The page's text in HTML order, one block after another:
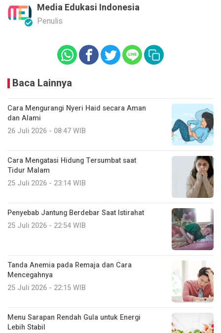
Media Edukasi Indonesia
Penulis
Baca Lainnya
Cara Mengurangi Nyeri Haid secara Aman
dan Alami
26 Juli 2026 - 08:47 WIB
Cara Mengatasi Hidung Tersumbat saat
Tidur Malam
25 Juli 2026 - 23:14 WIB
Penyebab Jantung Berdebar Saat Istirahat
25 Juli 2026 - 22:54 WIB
Tanda Anemia pada Remaja dan Cara
Mencegahnya
25 Juli 2026 - 22:15 WIB
Menu Sarapan Rendah Gula untuk Energi
Lebih Stabil